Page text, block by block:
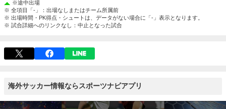
※途中出場
※ 全項目「-」：出場なしまたはチーム所属前
※ 出場時間・PK得点・シュートは、データがない場合に「-」表示となります。
※ 試合詳細へのリンクなし：中止となった試合
海外サッカー情報ならスポーツナビアプリ